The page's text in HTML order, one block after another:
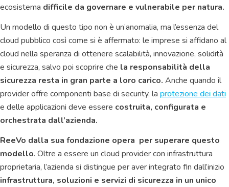
ecosistema difficile da governare e vulnerabile per natura.
Un modello di questo tipo non è un’anomalia, ma l’essenza del
cloud pubblico così come si è affermato: le imprese si affidano al
cloud nella speranza di ottenere scalabilità, innovazione, solidità
e sicurezza, salvo poi scoprire che la responsabilità della
sicurezza resta in gran parte a loro carico. Anche quando il
provider offre componenti base di security, la protezione dei dati
e delle applicazioni deve essere costruita, configurata e
orchestrata dall’azienda.
ReeVo dalla sua fondazione opera per superare questo
modello. Oltre a essere un cloud provider con infrastruttura
proprietaria, l’azienda si distingue per aver integrato fin dall’inizio
infrastruttura, soluzioni e servizi di sicurezza in un unico